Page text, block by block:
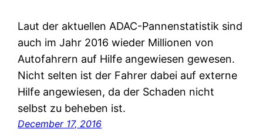
Laut der aktuellen ADAC-Pannenstatistik sind
auch im Jahr 2016 wieder Millionen von
Autofahrern auf Hilfe angewiesen gewesen.
Nicht selten ist der Fahrer dabei auf externe
Hilfe angewiesen, da der Schaden nicht
selbst zu beheben ist.
December 17, 2016